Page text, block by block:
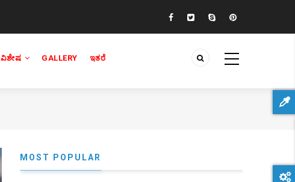
ವಿಶೇಷ GALLERY ಇತರೆ
MOST POPULAR